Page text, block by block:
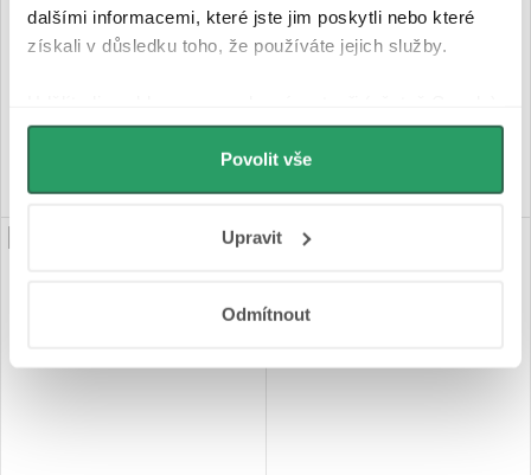
dalšími informacemi, které jste jim poskytli nebo které
získali v důsledku toho, že používáte jejich služby.
můžeme používat cookies pro analytiku a
personalizovanou reklamu. Jak Google zpracovává
osobní údaje najdete na stránkách
Povolit vše
Upravit
Odmítnout
Skladem Na cestě
PRODLOUŽENÁ ZÁRUKA